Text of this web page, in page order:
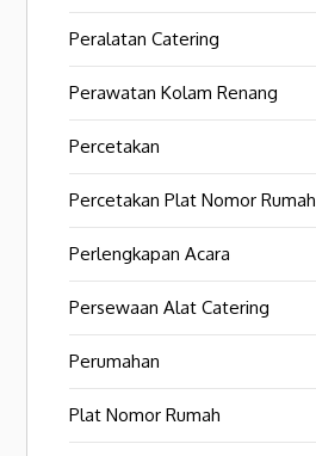
Peralatan Catering
Perawatan Kolam Renang
Percetakan
Percetakan Plat Nomor Rumah
Perlengkapan Acara
Persewaan Alat Catering
Perumahan
Plat Nomor Rumah